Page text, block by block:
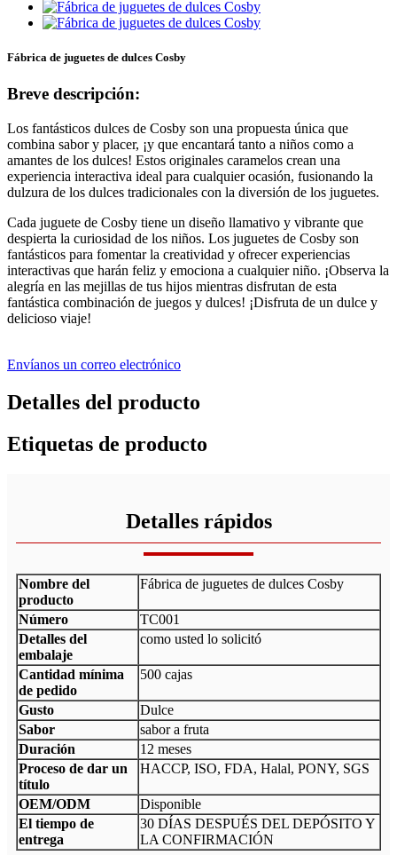
Fábrica de juguetes de dulces Cosby
Breve descripción:
Los fantásticos dulces de Cosby son una propuesta única que
combina sabor y placer, ¡y que encantará tanto a niños como a
amantes de los dulces! Estos originales caramelos crean una
experiencia interactiva ideal para cualquier ocasión, fusionando la
dulzura de los dulces tradicionales con la diversión de los juguetes.
Cada juguete de Cosby tiene un diseño llamativo y vibrante que
despierta la curiosidad de los niños. Los juguetes de Cosby son
fantásticos para fomentar la creatividad y ofrecer experiencias
interactivas que harán feliz y emociona a cualquier niño. ¡Observa la
alegría en las mejillas de tus hijos mientras disfrutan de esta
fantástica combinación de juegos y dulces! ¡Disfruta de un dulce y
delicioso viaje!
Envíanos un correo electrónico
Detalles del producto
Etiquetas de producto
Detalles rápidos
Nombre del
producto
Fábrica de juguetes de dulces Cosby
Número
TC001
Detalles del
embalaje
como usted lo solicitó
Cantidad mínima
de pedido
500 cajas
Gusto
Dulce
Sabor
sabor a fruta
Duración
12 meses
Proceso de dar un
título
HACCP, ISO, FDA, Halal, PONY, SGS
OEM/ODM
Disponible
El tiempo de
entrega
30 DÍAS DESPUÉS DEL DEPÓSITO Y
LA CONFIRMACIÓN